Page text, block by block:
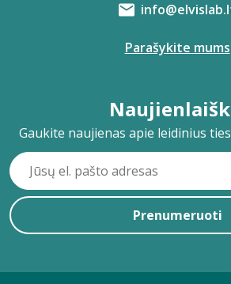
Parašykite mums
Gaukite naujienas apie leidinius
Prenumeruoti